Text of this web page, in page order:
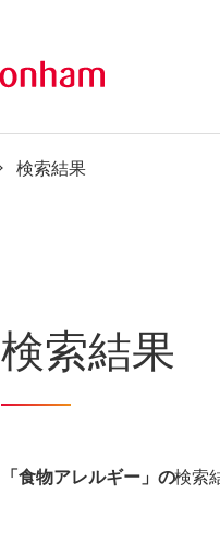
検索結果
検索結果
「食物アレルギー」の検索